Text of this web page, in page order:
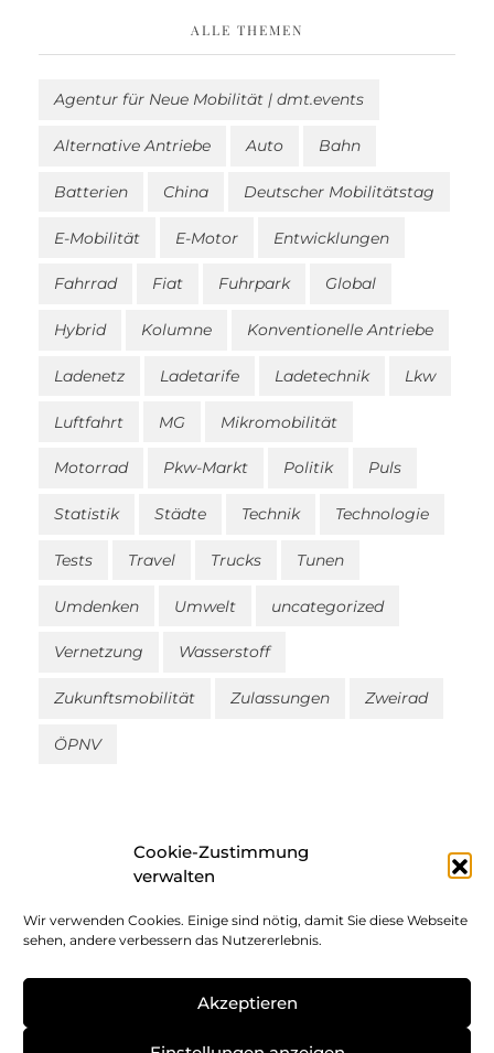
Cookie-Zustimmung
verwalten
Wir verwenden Cookies. Einige sind nötig, damit Sie diese Webseite
sehen, andere verbessern das Nutzererlebnis.
Akzeptieren
ALLE THEMEN
Agentur für Neue Mobilität | dmt.events
Alternative Antriebe Auto Bahn
Batterien China Deutscher Mobilitätstag
E-Mobilität E-Motor Entwicklungen
Fahrrad Fiat Fuhrpark Global
Hybrid Kolumne Konventionelle Antriebe
Ladenetz Ladetarife Ladetechnik Lkw
Luftfahrt MG Mikromobilität
Motorrad Pkw-Markt Politik Puls
Statistik Städte Technik Technologie
Tests Travel Trucks Tunen
Umdenken Umwelt uncategorized
Vernetzung Wasserstoff
Zukunftsmobilität Zulassungen Zweirad
ÖPNV
Impressum
Datenschutz